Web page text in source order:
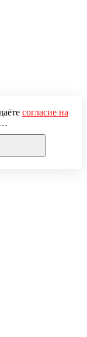
согласие на
сведения о
п.)
сайт.